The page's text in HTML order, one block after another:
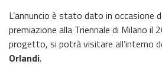
L’annuncio è stato dato in occasione
premiazione alla Triennale di Milano il
progetto, si potrà visitare all’interno
Orlandi.